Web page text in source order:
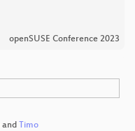
openSUSE Conference 2023
and Timo